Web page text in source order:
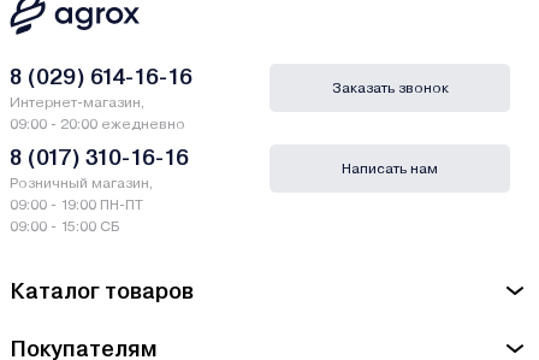
Каталог товаров
Покупателям
8 (029) 614-16-16
Интернет-магазин,
09:00 - 20:00 ежедневно
8 (017) 310-16-16
Розничный магазин,
09:00 - 19:00 ПН-ПТ
09:00 - 15:00 СБ
Заказать звонок
Написать нам